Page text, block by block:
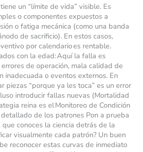
un “límite de vida” visible. Es
o componentes expuestos a
o fatiga mecánica (como una banda
de sacrificio). En estos casos,
por calendario es rentable.
con la edad: Aquí la falla es
de operación, mala calidad de
inadecuada o eventos externos. En
piezas “porque ya les toca” es un error
introducir fallas nuevas (Mortalidad
reina es el Monitoreo de Condición
de los patrones Pon a prueba
conoces la ciencia detrás de la
visualmente cada patrón? Un buen
reconocer estas curvas de inmediato